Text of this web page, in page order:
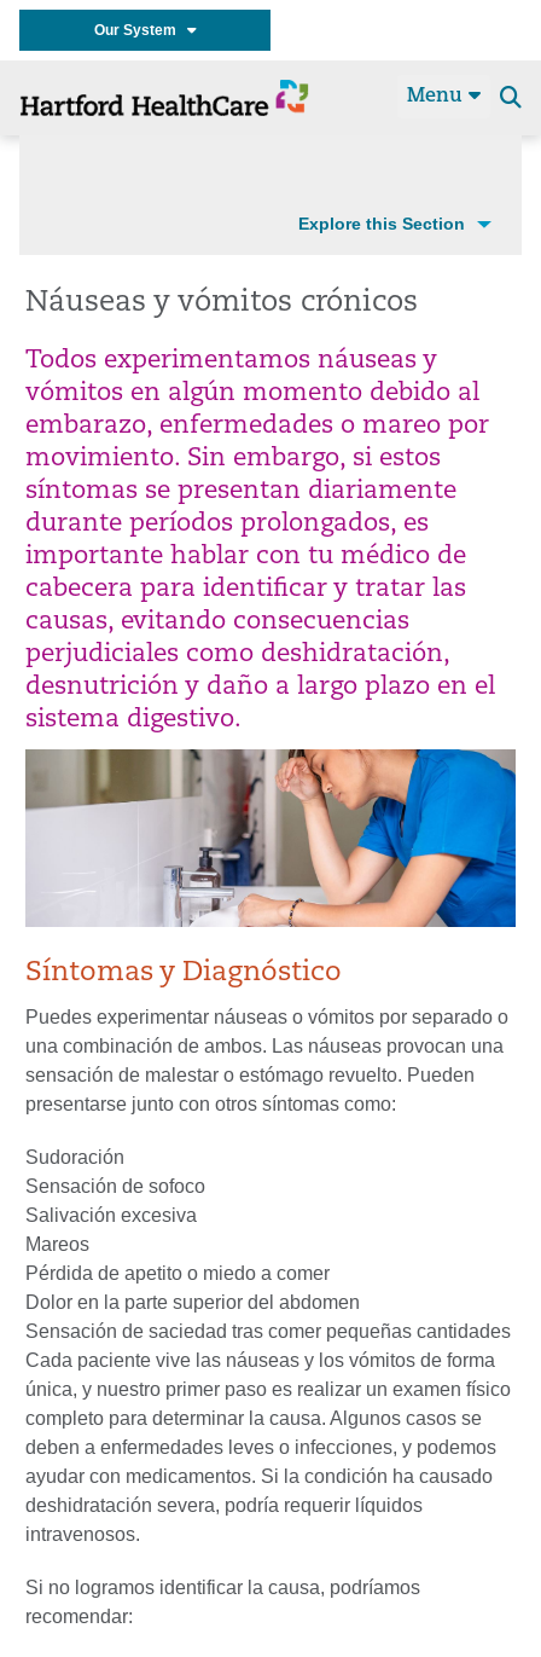
Our System
Menu
Explore this Section
Náuseas y vómitos crónicos
Todos experimentamos náuseas y
vómitos en algún momento debido al
embarazo, enfermedades o mareo por
movimiento. Sin embargo, si estos
síntomas se presentan diariamente
durante períodos prolongados, es
importante hablar con tu médico de
cabecera para identificar y tratar las
causas, evitando consecuencias
perjudiciales como deshidratación,
desnutrición y daño a largo plazo en el
sistema digestivo.
Síntomas y Diagnóstico
Puedes experimentar náuseas o vómitos por separado o
una combinación de ambos. Las náuseas provocan una
sensación de malestar o estómago revuelto. Pueden
presentarse junto con otros síntomas como:
Sudoración
Sensación de sofoco
Salivación excesiva
Mareos
Pérdida de apetito o miedo a comer
Dolor en la parte superior del abdomen
Sensación de saciedad tras comer pequeñas cantidades
Cada paciente vive las náuseas y los vómitos de forma
única, y nuestro primer paso es realizar un examen físico
completo para determinar la causa. Algunos casos se
deben a enfermedades leves o infecciones, y podemos
ayudar con medicamentos. Si la condición ha causado
deshidratación severa, podría requerir líquidos
intravenosos.
Si no logramos identificar la causa, podríamos
recomendar: